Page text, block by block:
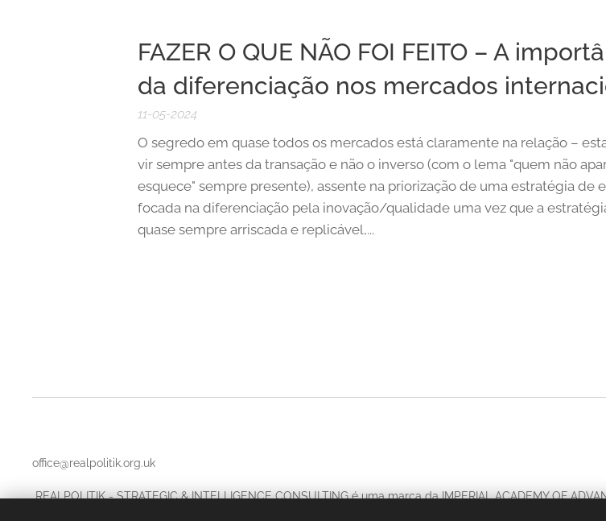
FAZER O QUE NÃO FOI FEITO – A
da diferenciação nos mercados
11-05-2024
O segredo em quase todos os mercados está claramente na relação –
vir sempre antes da transação e não o inverso (com o lema "quem não
esquece" sempre presente), assente na priorização de uma estratégia de
focada na diferenciação pela inovação/qualidade uma vez que a
quase sempre arriscada e replicável,...
office@realpolitik.org.uk
REALPOLITIK - STRATEGIC & INTELLIGENCE CONSULTING é uma marca da IMPERIAL ACADEMY OF